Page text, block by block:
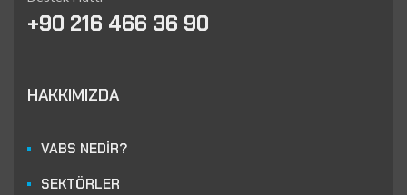
+90 216 466 36 90
HAKKIMIZDA
VABS NEDİR?
SEKTÖRLER